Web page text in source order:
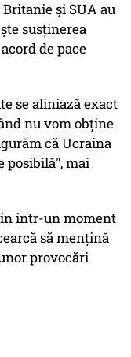
și SUA au
susținerea
de pace
se aliniază exact
nu vom obține
că Ucraina
posibilă",mai
într-un moment
să mențină
provocări